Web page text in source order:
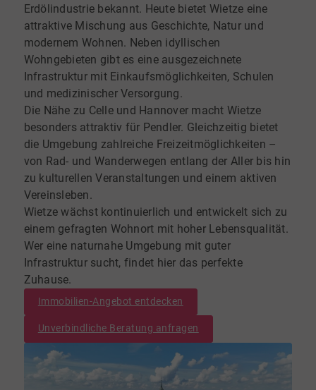
Erdölindustrie bekannt. Heute bietet Wietze eine
attraktive Mischung aus Geschichte, Natur und
modernem Wohnen. Neben idyllischen
Wohngebieten gibt es eine ausgezeichnete
Infrastruktur mit Einkaufsmöglichkeiten, Schulen
und medizinischer Versorgung.
Die Nähe zu Celle und Hannover macht Wietze
besonders attraktiv für Pendler. Gleichzeitig bietet
die Umgebung zahlreiche Freizeitmöglichkeiten –
von Rad- und Wanderwegen entlang der Aller bis hin
zu kulturellen Veranstaltungen und einem aktiven
Vereinsleben.
Wietze wächst kontinuierlich und entwickelt sich zu
einem gefragten Wohnort mit hoher Lebensqualität.
Wer eine naturnahe Umgebung mit guter
Infrastruktur sucht, findet hier das perfekte
Zuhause.
Immobilien-Angebot entdecken
Unverbindliche Beratung anfragen